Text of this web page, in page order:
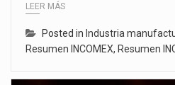
LEER MÁS
Posted in Industria
Resumen INCOMEX, Resumen